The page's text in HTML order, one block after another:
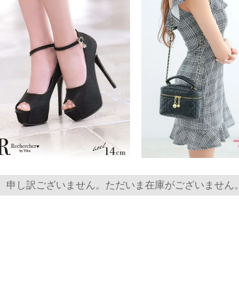
申し訳ございません。ただいま在庫がございません。